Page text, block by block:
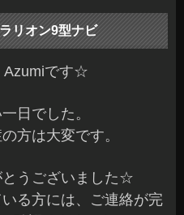
リオン9型ナビ
Azumiです☆
日でした。
方は大変です。
うございました☆
る方には、ご連絡が完